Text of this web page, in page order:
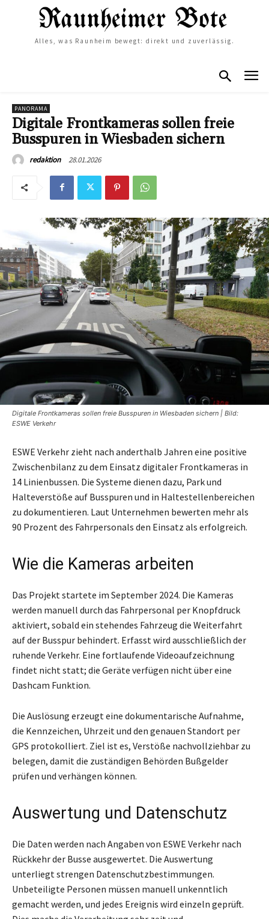
Alles, was Raunheim bewegt: direkt und zuverlässig.
PANORAMA
Digitale Frontkameras sollen freie
Busspuren in Wiesbaden sichern
redaktion 28.01.2026
Digitale Frontkameras sollen freie Busspuren in Wiesbaden sichern | Bild:
ESWE Verkehr
ESWE Verkehr zieht nach anderthalb Jahren eine positive
Zwischenbilanz zu dem Einsatz digitaler Frontkameras in
14 Linienbussen. Die Systeme dienen dazu, Park und
Halteverstöße auf Busspuren und in Haltestellenbereichen
zu dokumentieren. Laut Unternehmen bewerten mehr als
90 Prozent des Fahrpersonals den Einsatz als erfolgreich.
Wie die Kameras arbeiten
Das Projekt startete im September 2024. Die Kameras
werden manuell durch das Fahrpersonal per Knopfdruck
aktiviert, sobald ein stehendes Fahrzeug die Weiterfahrt
auf der Busspur behindert. Erfasst wird ausschließlich der
ruhende Verkehr. Eine fortlaufende Videoaufzeichnung
findet nicht statt; die Geräte verfügen nicht über eine
Dashcam Funktion.
Die Auslösung erzeugt eine dokumentarische Aufnahme,
die Kennzeichen, Uhrzeit und den genauen Standort per
GPS protokolliert. Ziel ist es, Verstöße nachvollziehbar zu
belegen, damit die zuständigen Behörden Bußgelder
prüfen und verhängen können.
Auswertung und Datenschutz
Die Daten werden nach Angaben von ESWE Verkehr nach
Rückkehr der Busse ausgewertet. Die Auswertung
unterliegt strengen Datenschutzbestimmungen.
Unbeteiligte Personen müssen manuell unkenntlich
gemacht werden, und jedes Ereignis wird einzeln geprüft.